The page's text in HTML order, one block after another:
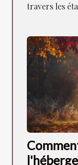
travers les